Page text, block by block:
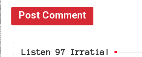
Listen 97 Irratia!